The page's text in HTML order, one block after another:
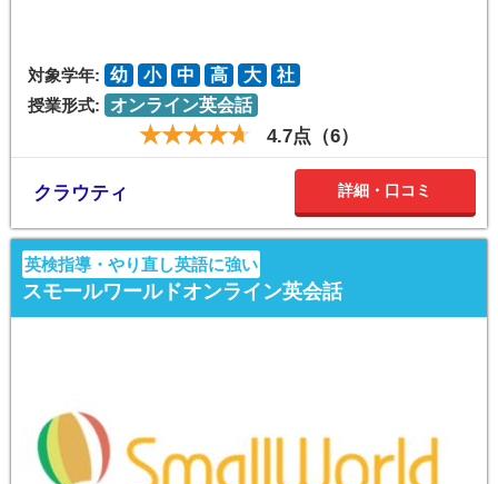
対象学年: 幼 小 中 高 大
社
授業形式:
オンライン英会話
4.7点（6）
クラウティ 詳細・口コミ
英検指導・やり直し英語に強い
スモールワールドオンライン英会話